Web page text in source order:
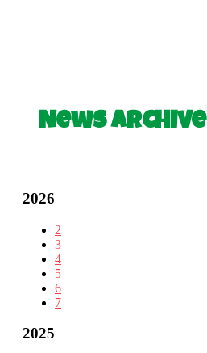
News Archive
2026
2
3
4
5
6
7
2025